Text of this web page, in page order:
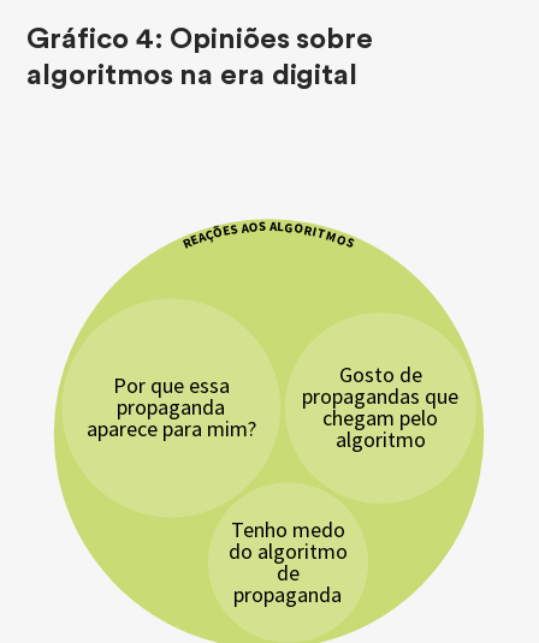
Gráfico 4: Opiniões sobre
algoritmos na era digital